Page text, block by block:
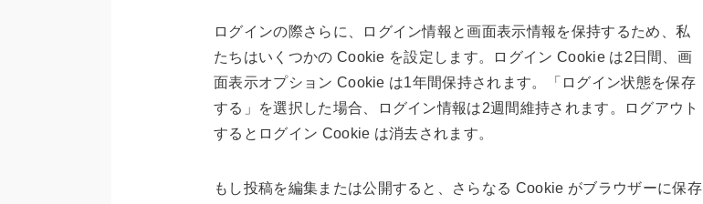
ログインの際さらに、ログイン情報と画面表示情報を保持するため、私
たちはいくつかの Cookie を設定します。ログイン Cookie は2日間、画
面表示オプション Cookie は1年間保持されます。「ログイン状態を保存
する」を選択した場合、ログイン情報は2週間維持されます。ログアウト
するとログイン Cookie は消去されます。
もし投稿を編集または公開すると、さらなる Cookie がブラウザーに保存